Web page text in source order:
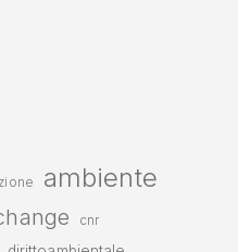
ambiente
cnr